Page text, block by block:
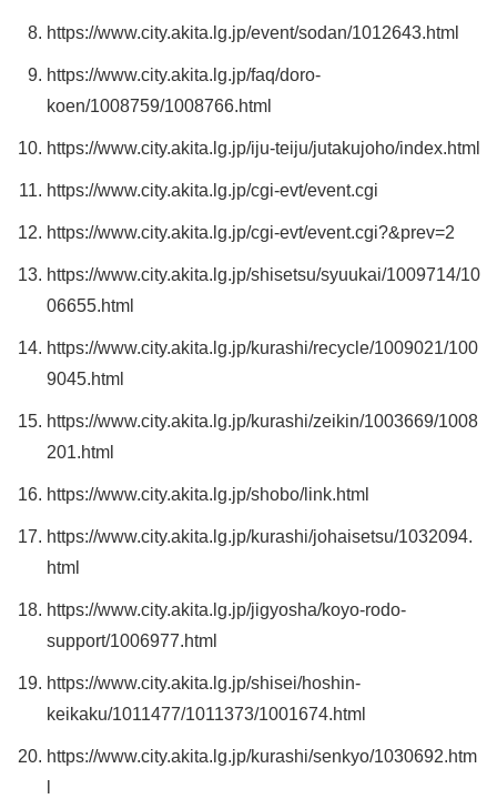
https://www.city.akita.lg.jp/event/sodan/1012643.html
https://www.city.akita.lg.jp/faq/doro-
koen/1008759/1008766.html
https://www.city.akita.lg.jp/iju-teiju/jutakujoho/index.html
https://www.city.akita.lg.jp/cgi-evt/event.cgi
https://www.city.akita.lg.jp/cgi-evt/event.cgi?&prev=2
https://www.city.akita.lg.jp/shisetsu/syuukai/1009714/10
06655.html
https://www.city.akita.lg.jp/kurashi/recycle/1009021/100
9045.html
https://www.city.akita.lg.jp/kurashi/zeikin/1003669/1008
201.html
https://www.city.akita.lg.jp/shobo/link.html
https://www.city.akita.lg.jp/kurashi/johaisetsu/1032094.
html
https://www.city.akita.lg.jp/jigyosha/koyo-rodo-
support/1006977.html
https://www.city.akita.lg.jp/shisei/hoshin-
keikaku/1011477/1011373/1001674.html
https://www.city.akita.lg.jp/kurashi/senkyo/1030692.htm